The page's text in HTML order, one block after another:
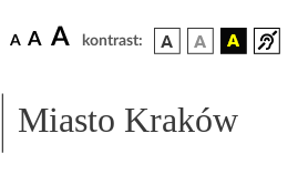
A A A kontrast:
Miasto Kraków